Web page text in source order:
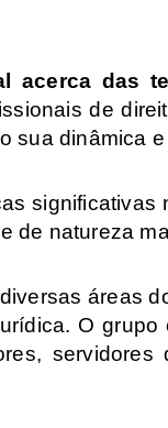
acerca das
de
sua dinâmica
de natureza
áreas
O grupo